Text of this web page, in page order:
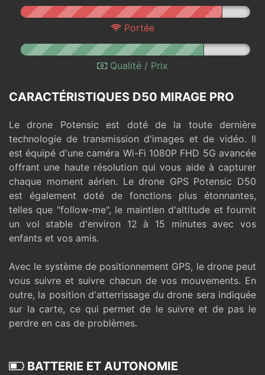
Portée
Qualité / Prix
CARACTÉRISTIQUES D50 MIRAGE PRO
Le drone Potensic est doté de la toute dernière
technologie de transmission d'images et de vidéo. Il
est équipé d'une caméra Wi-Fi 1080P FHD 5G avancée
offrant une haute résolution qui vous aide à capturer
chaque moment aérien. Le drone GPS Potensic D50
est également doté de fonctions plus étonnantes,
telles que "follow-me", le maintien d'altitude et fournit
un vol stable d'environ 12 à 15 minutes avec vos
enfants et vos amis.
Avec le système de positionnement GPS, le drone peut
vous suivre et suivre chacun de vos mouvements. En
outre, la position d'atterrissage du drone sera indiquée
sur la carte, ce qui permet de le suivre et de pas le
perdre en cas de problèmes.
BATTERIE ET AUTONOMIE